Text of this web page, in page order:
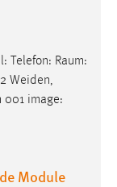
Telefon: Raum:
Weiden,
001 image:
Module